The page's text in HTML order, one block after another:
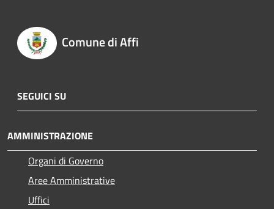
Comune di Affi
SEGUICI SU
AMMINISTRAZIONE
Organi di Governo
Aree Amministrative
Uffici